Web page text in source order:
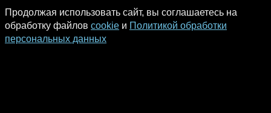
Продолжая использовать сайт, вы соглашаетесь на
обработку файлов cookie и Политикой обработки
персональных данных